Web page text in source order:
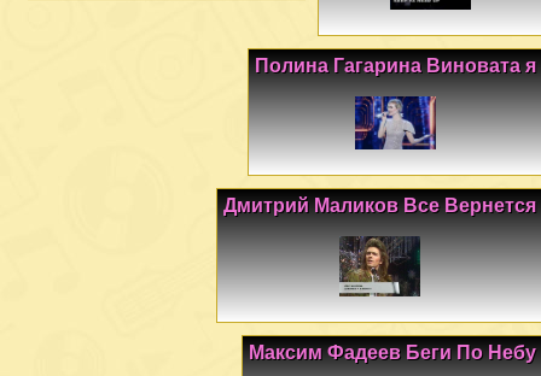
Полина Гагарина Виновата я
Дмитрий Маликов Все Вернется
Максим Фадеев Беги По Небу